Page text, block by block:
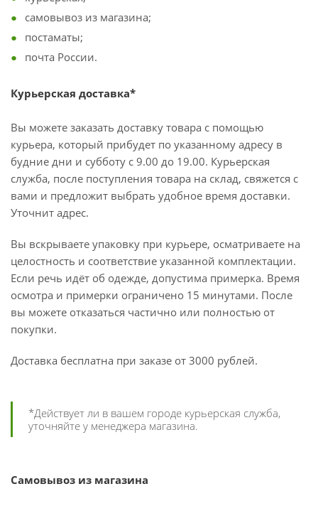
самовывоз из магазина;
постаматы;
почта России.
Курьерская доставка*
Вы можете заказать доставку товара с помощью
курьера, который прибудет по указанному адресу в
будние дни и субботу с 9.00 до 19.00. Курьерская
служба, после поступления товара на склад, свяжется с
вами и предложит выбрать удобное время доставки.
Уточнит адрес.
Вы вскрываете упаковку при курьере, осматриваете на
целостность и соответствие указанной комплектации.
Если речь идёт об одежде, допустима примерка. Время
осмотра и примерки ограничено 15 минутами. После
вы можете отказаться частично или полностью от
покупки.
Доставка бесплатна при заказе от 3000 рублей.
*Действует ли в вашем городе курьерская служба,
уточняйте у менеджера магазина.
Самовывоз из магазина